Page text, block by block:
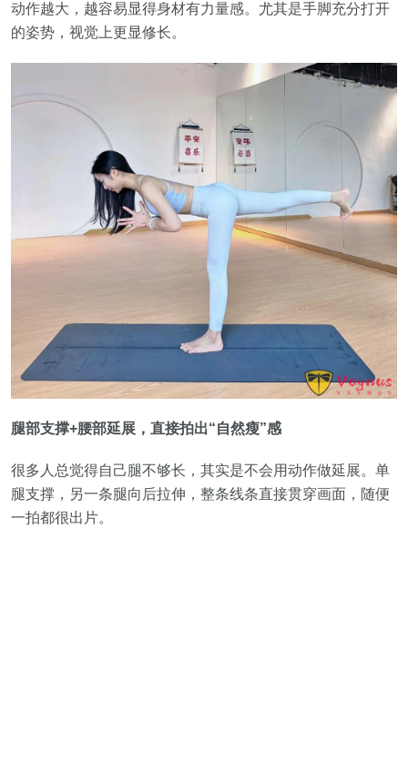
动作越大，越容易显得身材有力量感。尤其是手脚充分打开
的姿势，视觉上更显修长。
腿部支撑+腰部延展，直接拍出“自然瘦”感
很多人总觉得自己腿不够长，其实是不会用动作做延展。单
腿支撑，另一条腿向后拉伸，整条线条直接贯穿画面，随便
一拍都很出片。